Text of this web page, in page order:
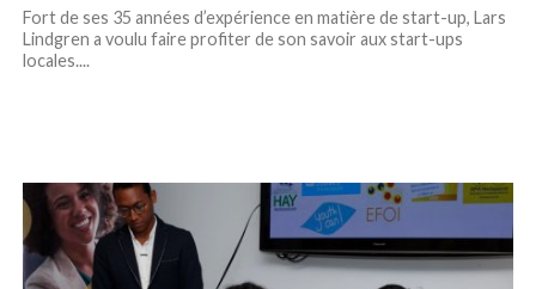
Fort de ses 35 années d’expérience en matière de start-up, Lars
Lindgren a voulu faire profiter de son savoir aux start-ups
locales....